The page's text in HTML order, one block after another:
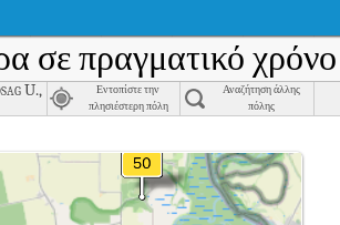
σε πραγματικό
U.,
Εντοπίστε την
πλησιέστερη πόλη
Αναζήτηση άλλης
πόλης